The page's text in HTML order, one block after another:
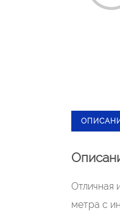
Отличная
метра с